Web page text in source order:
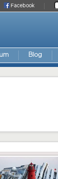
Facebook
Blog